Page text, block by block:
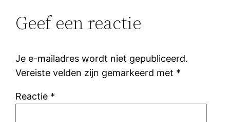
Geef een reactie
Je e-mailadres wordt niet gepubliceerd.
Vereiste velden zijn gemarkeerd met *
Reactie *